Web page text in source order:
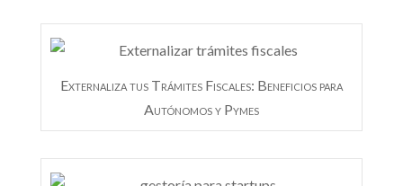
Externaliza tus Trámites Fiscales: Beneficios para
Autónomos y Pymes